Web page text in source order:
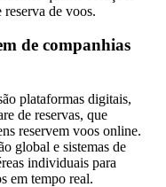
de voos.
de companhias
plataformas digitais,
de reservas, que
reservem voos online.
global e sistemas de
individuais para
em tempo real.